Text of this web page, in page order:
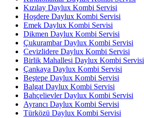
Kızılay Daylux Kombi Servisi
Hoşdere Daylux Kombi Servisi
Emek Daylux Kombi Servisi
Dikmen Daylux Kombi Servisi
Çukurambar Daylux Kombi Servisi
Cevizlidere Daylux Kombi Servisi
Birlik Mahallesi Daylux Kombi Servisi
Çankaya Daylux Kombi Servisi
Beştepe Daylux Kombi Servisi
Balgat Daylux Kombi Servisi
Bahçelievler Daylux Kombi Servisi
Ayrancı Daylux Kombi Servisi
Türközü Daylux Kombi Servisi